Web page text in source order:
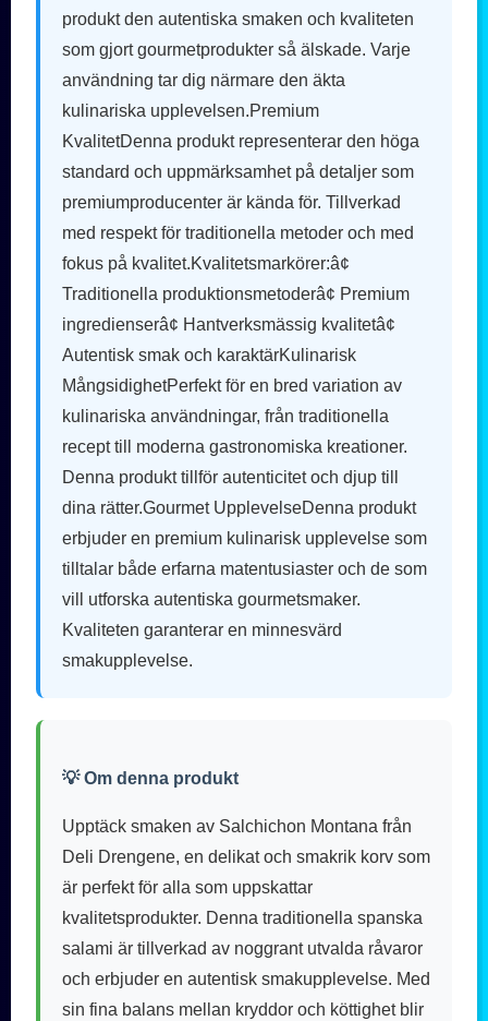
produkt den autentiska smaken och kvaliteten
som gjort gourmetprodukter så älskade. Varje
användning tar dig närmare den äkta
kulinariska upplevelsen.Premium
KvalitetDenna produkt representerar den höga
standard och uppmärksamhet på detaljer som
premiumproducenter är kända för. Tillverkad
med respekt för traditionella metoder och med
fokus på kvalitet.Kvalitetsmarkörer:â¢
Traditionella produktionsmetoderâ¢ Premium
ingredienserâ¢ Hantverksmässig kvalitetâ¢
Autentisk smak och karaktärKulinarisk
MångsidighetPerfekt för en bred variation av
kulinariska användningar, från traditionella
recept till moderna gastronomiska kreationer.
Denna produkt tillför autenticitet och djup till
dina rätter.Gourmet UpplevelseDenna produkt
erbjuder en premium kulinarisk upplevelse som
tilltalar både erfarna matentusiaster och de som
vill utforska autentiska gourmetsmaker.
Kvaliteten garanterar en minnesvärd
smakupplevelse.
💡 Om denna produkt
Upptäck smaken av Salchichon Montana från
Deli Drengene, en delikat och smakrik korv som
är perfekt för alla som uppskattar
kvalitetsprodukter. Denna traditionella spanska
salami är tillverkad av noggrant utvalda råvaror
och erbjuder en autentisk smakupplevelse. Med
sin fina balans mellan kryddor och köttighet blir